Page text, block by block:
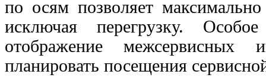
по осям позволяет
исключая перегрузку.
отображение межсервисных
планировать посещения